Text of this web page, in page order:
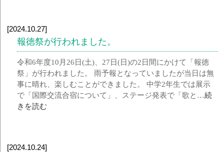
[2024.10.27]
報徳祭が行われました。
令和6年度10月26日(土)、27日(日)の2日間にかけて「報徳
祭」が行われました。 雨予報となっていましたが当日は無
事に晴れ、楽しむことができました。 中学2年生では展示
で「国際交流合宿について」、ステージ発表で「歌と…続
きを読む
[2024.10.24]